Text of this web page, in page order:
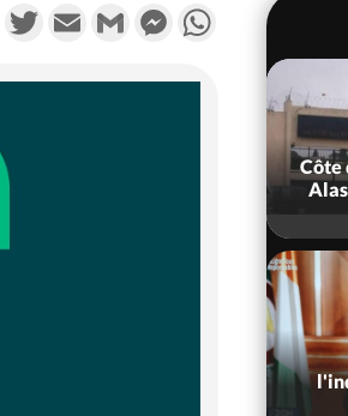
FacebookTwitterEmail Gmail MessengerWhatsApp
Côte d'Ivoire : Ouattara
des sanctions contre
Côte